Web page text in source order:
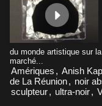
du monde artistique sur
marché...
Amériques , Anish
de La Réunion, noir
sculpteur, ultra-noir,